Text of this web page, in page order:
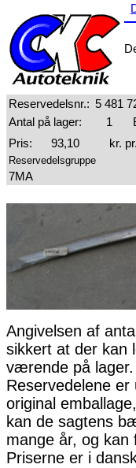
Reservedelsnr.: 5 481
Antal på lager:
1
Pris:
93,10 kr.
Reservedelsgruppe
7MA
Angivelsen af
sikkert at der kan
værende på lager.
Reservedelene
original
kan de sagtens
mange år, og
Priserne er i